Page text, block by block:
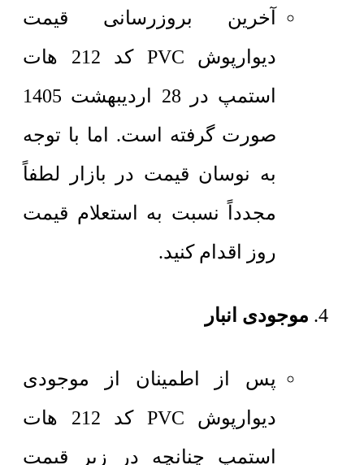
آخرین بروزرسانی قیمت
دیوارپوش PVC کد 212 هات
استمپ در 28 اردیبهشت 1405
صورت گرفته است. اما با توجه
به نوسان قیمت در بازار لطفاً
مجدداً نسبت به استعلام قیمت
روز اقدام کنید.
موجودی انبار
پس از اطمینان از موجودی
دیوارپوش PVC کد 212 هات
استمپ چنانچه در زیر قیمت